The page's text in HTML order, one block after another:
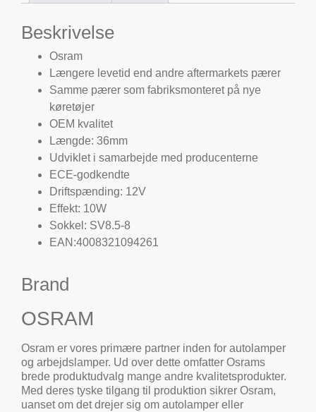
Beskrivelse
Osram
Længere levetid end andre aftermarkets pærer
Samme pærer som fabriksmonteret på nye
køretøjer
OEM kvalitet
Længde: 36mm
Udviklet i samarbejde med producenterne
ECE-godkendte
Driftspænding: 12V
Effekt: 10W
Sokkel: SV8.5-8
EAN:4008321094261
Brand
OSRAM
Osram er vores primære partner inden for autolamper
og arbejdslamper. Ud over dette omfatter Osrams
brede produktudvalg mange andre kvalitetsprodukter.
Med deres tyske tilgang til produktion sikrer Osram,
uanset om det drejer sig om autolamper eller